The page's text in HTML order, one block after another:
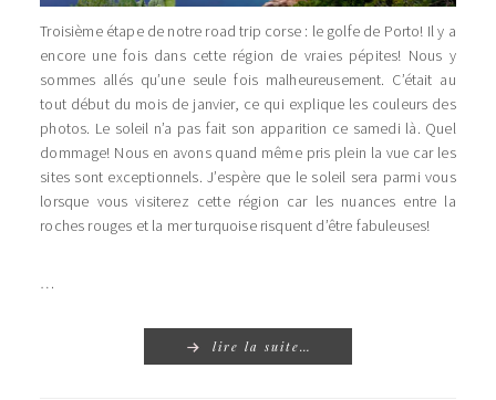
Troisième étape de notre road trip corse : le golfe de Porto! Il y a
encore une fois dans cette région de vraies pépites! Nous y
sommes allés qu’une seule fois malheureusement. C’était au
tout début du mois de janvier, ce qui explique les couleurs des
photos. Le soleil n’a pas fait son apparition ce samedi là. Quel
dommage! Nous en avons quand même pris plein la vue car les
sites sont exceptionnels. J’espère que le soleil sera parmi vous
lorsque vous visiterez cette région car les nuances entre la
roches rouges et la mer turquoise risquent d’être fabuleuses!
…
lire la suite…